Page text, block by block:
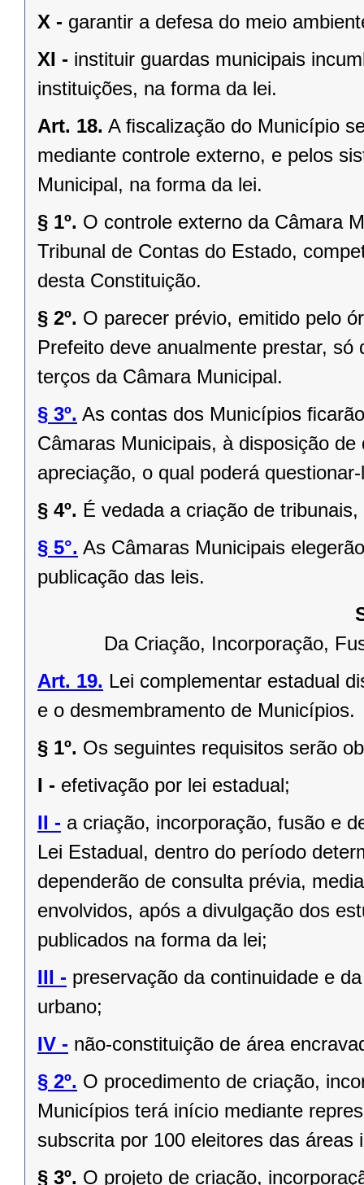
X - garantir a defesa do meio
XI - instituir guardas municipais
instituições, na forma da lei.
Art. 18. A ﬁscalização do Município
mediante controle externo, e pelos
Municipal, na forma da lei.
§ 1º. O controle externo da Câmara
Tribunal de Contas do Estado,
desta Constituição.
§ 2º. O parecer prévio, emitido pelo
Prefeito deve anualmente prestar,
terços da Câmara Municipal.
§ 3º. As contas dos Municípios
Câmaras Municipais, à disposição
apreciação, o qual poderá
§ 4º. É vedada a criação de
§ 5°. As Câmaras Municipais
publicação das leis.
Da Criação, Incorporação,
Art. 19. Lei complementar estadual
e o desmembramento de Municípios.
§ 1º. Os seguintes requisitos serão
I - efetivação por lei estadual;
II - a criação, incorporação, fusão e
Lei Estadual, dentro do período
dependerão de consulta prévia,
envolvidos, após a divulgação dos
publicados na forma da lei;
III - preservação da continuidade e
urbano;
IV - não-constituição de área
§ 2º. O procedimento de criação,
Municípios terá início mediante
subscrita por 100 eleitores das
§ 3º. O projeto de criação,